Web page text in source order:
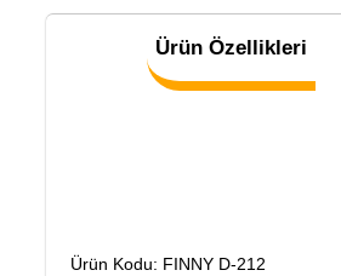
Ürün Özellikleri
Ürün Kodu: FINNY D-212